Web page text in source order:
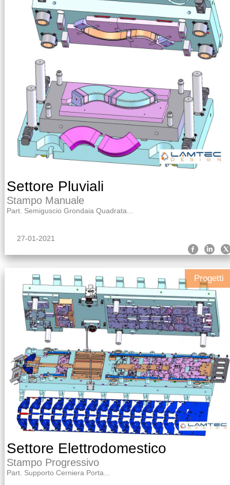
Settore Pluviali
Stampo Manuale
Part. Semiguscio Grondaia Quadrata...
27-01-2021
Progetti
Settore Elettrodomestico
Stampo Progressivo
Part. Supporto Cerniera Porta...